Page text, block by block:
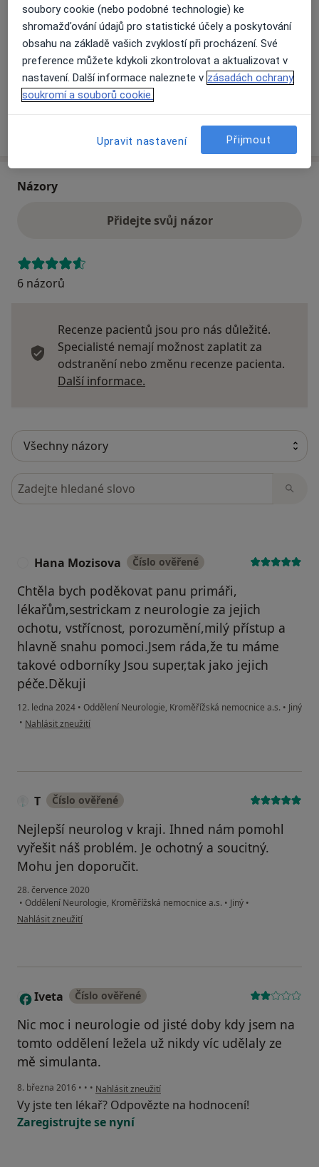
Co mám v takové situaci udělat?
Způsoby platby (soukromé návštěvy)
Na teto adrese lékař přijímá pacienty na pojišťovnu
Detaily
o adrese
Názory
Přidejte svůj názor
6 názorů
Recenze pacientů jsou pro nás důležité.
Specialisté nemají možnost zaplatit za
odstranění nebo změnu recenze pacienta.
Další informace.
Hledejte v názorech
Hana Mozisova Číslo ověřené
Chtěla bych poděkovat panu primáři,
lékařům,sestrickam z neurologie za jejich
ochotu, vstřícnost, porozumění,milý přístup a
hlavně snahu pomoci.Jsem ráda,že tu máme
takové odborníky Jsou super,tak jako jejich
péče.Děkuji
12. ledna 2024 • Oddělení Neurologie, Kroměřížská nemocnice a.s. • Jiný
• podle názoru uživatele Hana Mozisova
Nahlásit zneužití
T Číslo ověřené
Nejlepší neurolog v kraji. Ihned nám pomohl
vyřešit náš problém. Je ochotný a soucitný.
Mohu jen doporučit.
28. července 2020
• Oddělení Neurologie, Kroměřížská nemocnice a.s. • Jiný •
podle názoru uživatele T
Nahlásit zneužití
I Iveta Číslo ověřené
Nic moc i neurologie od jisté doby kdy jsem na
tomto oddělení ležela už nikdy víc udělaly ze
mě simulanta.
8. března 2016 • • • podle názoru uživatele Iveta
Nahlásit zneužití
Vy jste ten lékař? Odpovězte na hodnocení!
Zaregistrujte se nyní
soubory cookie (nebo podobné technologie) ke
shromažďování údajů pro statistické účely a poskytování
obsahu na základě vašich zvyklostí při procházení. Své
preference můžete kdykoli zkontrolovat a aktualizovat v
nastavení. Další informace naleznete v zásadách ochrany
soukromí a souborů cookie.
Upravit nastavení Přijmout